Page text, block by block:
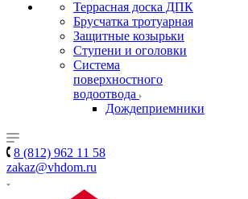
Террасная доска ДПК
Брусчатка тротуарная
Защитные козырьки
Ступени и оголовки
Система
поверхностного
водоотвода
Дождеприемники
8 (812) 962 11 58
zakaz@vhdom.ru